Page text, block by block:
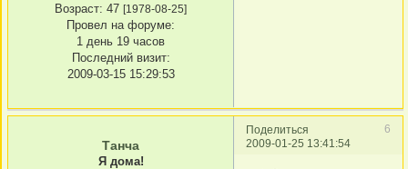
Возраст: 47 [1978-08-25]
Провел на форуме:
1 день 19 часов
Последний визит:
2009-03-15 15:29:53
Поделиться
6
2009-01-25 13:41:54
Танча
Я дома!